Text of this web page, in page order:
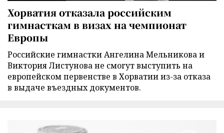
Хорватия отказала российским
гимнасткам в визах на чемпионат
Европы
Российские гимнастки Ангелина Мельникова и
Виктория Листунова не смогут выступить на
европейском первенстве в Хорватии из-за отказа
в выдаче въездных документов.